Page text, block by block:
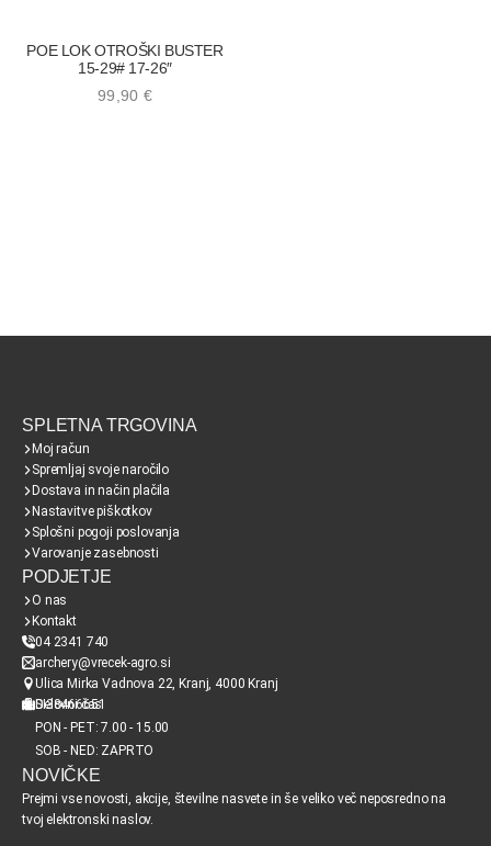
99,90 €
POE LOK OTROŠKI BUSTER
15-29# 17-26″
SPLETNA TRGOVINA
Moj račun
Spremljaj svoje naročilo
Dostava in način plačila
Nastavitve piškotkov
Splošni pogoji poslovanja
Varovanje zasebnosti
PODJETJE
O nas
Kontakt
04 2341 740
archery@vrecek-agro.si
Ulica Mirka Vadnova 22, Kranj, 4000 Kranj
SI38466651
Delovni čas
PON - PET: 7.00 - 15.00
SOB - NED: ZAPRTO
NOVIČKE
Prejmi vse novosti, akcije, številne nasvete in še veliko več neposredno na
tvoj elektronski naslov.